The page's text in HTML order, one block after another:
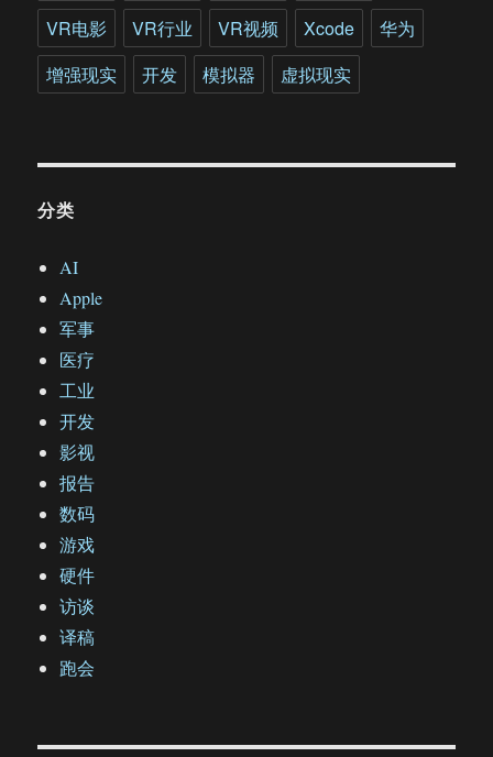
VR电影
VR行业 VR视频 Xcode
华为
增强现实
开发 模拟器 虚拟现实
分类
AI
Apple
军事
医疗
工业
开发
影视
报告
数码
游戏
硬件
访谈
译稿
跑会